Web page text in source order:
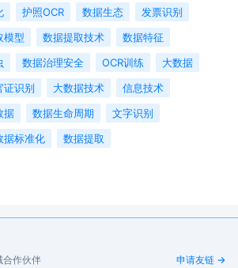
护照OCR 数据生态
发票识别
模型 数据提取技术
数据特征
数据治理安全 OCR训练
大数据
证识别 大数据技术
信息技术
据 数据生命周期
文字识别
据标准化 数据提取
合作伙伴 申请友链 →